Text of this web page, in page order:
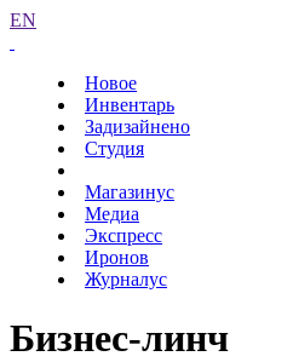
EN
Новое
Инвентарь
Задизайнено
Студия
Магазинус
Медиа
Экспресс
Иронов
Журналус
Бизнес-линч